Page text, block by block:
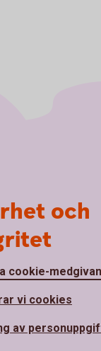
och
cookie-
vi cookies
av